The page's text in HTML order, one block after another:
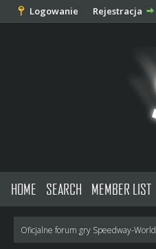
Logowanie Rejestracja
HOME SEARCH MEMBER LIST
Oficjalne forum gry Speedway-World